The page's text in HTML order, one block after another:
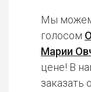
Мы можем
голосом
Марии
цене! В
заказать